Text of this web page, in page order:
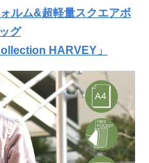
ルム&超軽量スクエアボ
グ
HARVEY」